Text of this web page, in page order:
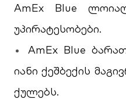
AmEx Blue
უპირატესობები.
AmEx Blue
იანი ქეშბექის
ქულებს.